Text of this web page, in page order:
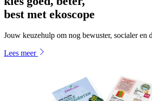
best met ekoscope
Jouw keuzehulp om nog bewuster, socialer en
Le​es meer